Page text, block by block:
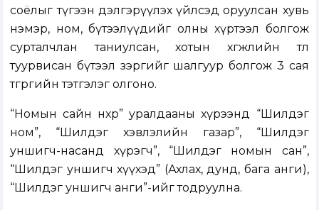
соёлыг түгээн дэлгэрүүлэх үйлсэд оруулсан хувь
нэмэр, ном, бүтээлүүдийг олны хүртээл болгож
сурталчлан таниулсан, хотын хөгжлийн төлөө
туурвисан бүтээл зэргийг шалгуур болгож 3 сая
төгрөгийн тэтгэлэг олгоно.
“Номын сайн нөхөр” уралдааны хүрээнд “Шилдэг
ном”, “Шилдэг хэвлэлийн газар”, “Шилдэг
уншигч-насанд хүрэгч”, “Шилдэг номын сан”,
“Шилдэг уншигч хүүхэд” (Ахлах, дунд, бага анги),
“Шилдэг уншигч анги”-ийг тодруулна.